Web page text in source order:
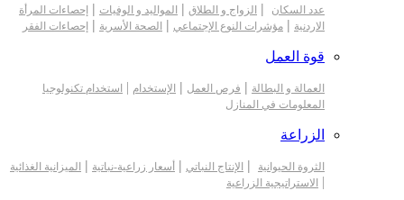
عدد السكان | الزواج و الطلاق | المواليد و الوفيات | إحصاءات المرأة
الاردنية | مؤشرات النوع الإجتماعي | الصحة الأسرية | إحصاءات الفقر
قوة العمل
العمالة و البطالة | فرص العمل | الإستخدام |
استخدام تكنولوجيا
المعلومات في المنازل
الزراعة
الثروة الحيوانية | الإنتاج النباتي | أسعار زراعية-نباتية | الميزانية الغذائية
| الاستراتيجية الزراعية